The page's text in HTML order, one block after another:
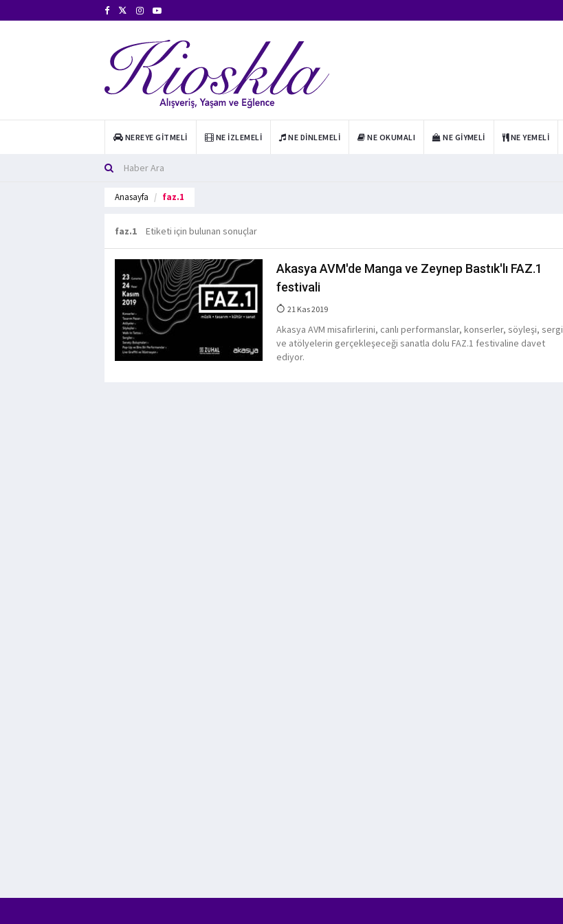
NEREYE GITMELI NE İZLEMELI NE DINLEMELI NE OKUMALI NE GIYMELI NE YEMELI
Anasayfa faz.1
faz.1 Etiketi için bulunan sonuçlar
Akasya AVM'de Manga ve Zeynep Bastık'lı FAZ.1
festivali
21 Kas 2019
Akasya AVM misafirlerini, canlı performanslar, konserler, söyleşi, sergi
ve atölyelerin gerçekleşeceği sanatla dolu FAZ.1 festivaline davet
ediyor.